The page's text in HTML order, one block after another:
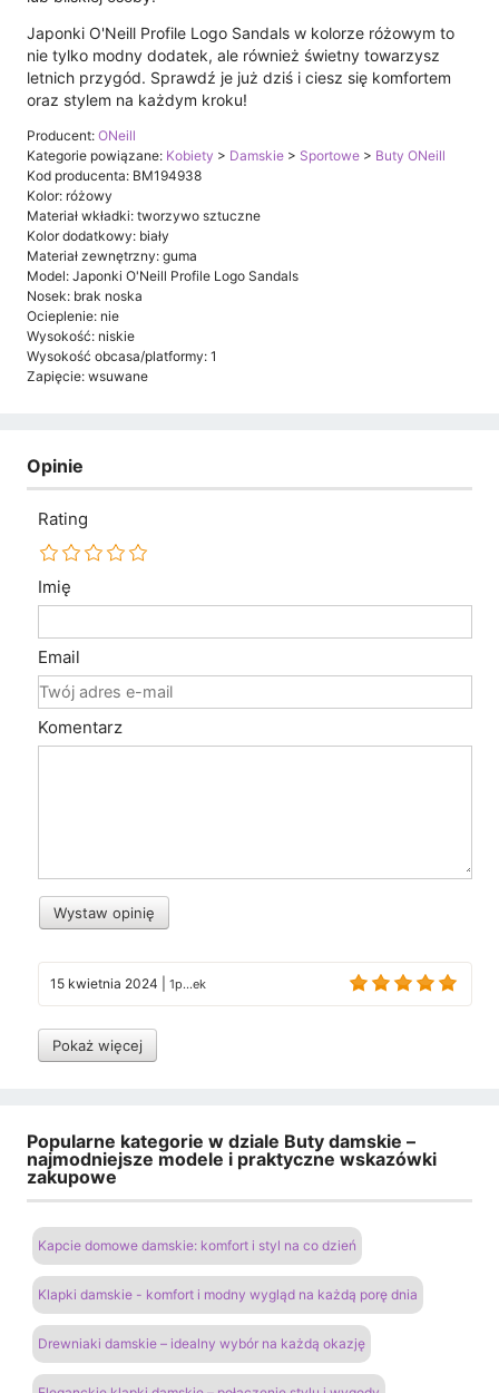
Japonki O'Neill Profile Logo Sandals w kolorze różowym to
nie tylko modny dodatek, ale również świetny towarzysz
letnich przygód. Sprawdź je już dziś i ciesz się komfortem
oraz stylem na każdym kroku!
Producent: ONeill
Kategorie powiązane: Kobiety > Damskie > Sportowe > Buty ONeill
Kod producenta: BM194938
Kolor: różowy
Materiał wkładki: tworzywo sztuczne
Kolor dodatkowy: biały
Materiał zewnętrzny: guma
Model: Japonki O'Neill Profile Logo Sandals
Nosek: brak noska
Ocieplenie: nie
Wysokość: niskie
Wysokość obcasa/platformy: 1
Zapięcie: wsuwane
Opinie
Rating
Imię
Email
Komentarz
Wystaw opinię
15 kwietnia 2024 1p...ek
Pokaż więcej
Popularne kategorie w dziale Buty damskie –
najmodniejsze modele i praktyczne wskazówki
zakupowe
Kapcie domowe damskie: komfort i styl na co dzień
Klapki damskie - komfort i modny wygląd na każdą porę dnia
Drewniaki damskie – idealny wybór na każdą okazję